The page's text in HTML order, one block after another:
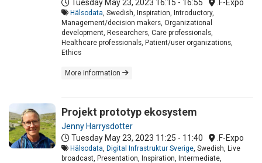
Tuesday May 23, 2023 16:15 - 16:55 .F-Expo
Hälsodata , Swedish, Inspiration, Introductory,
Management/decision makers, Organizational
development, Researchers, Care professionals,
Healthcare professionals, Patient/user organizations,
Ethics
More information
Projekt prototyp ekosystem
Jenny Harrysdotter
Tuesday May 23, 2023 11:25 - 11:40 .F-Expo
Hälsodata Digital Infrastruktur Sverige , Swedish, Live
broadcast, Presentation, Inspiration, Intermediate,